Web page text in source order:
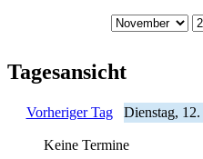
Tagesansicht
Vorheriger Tag Dienstag,
Keine Termine